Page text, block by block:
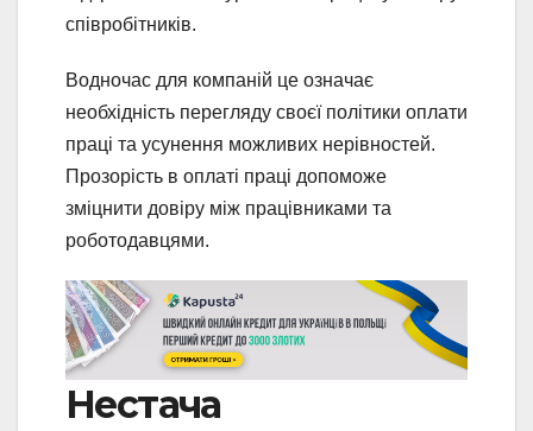
співробітників.
Водночас для компаній це означає
необхідність перегляду своєї політики оплати
праці та усунення можливих нерівностей.
Прозорість в оплаті праці допоможе
зміцнити довіру між працівниками та
роботодавцями.
Нестача